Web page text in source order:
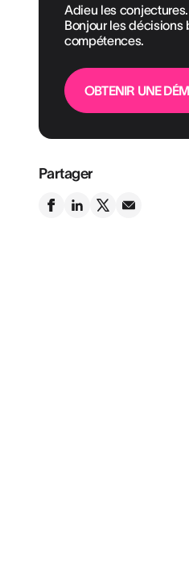
Adieu les conjectures.
Bonjour les décisions
compétences.
OBTENIR UNE
Partager